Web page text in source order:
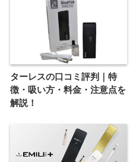
ターレスの口コミ評判｜特
徴・吸い方・料金・注意点を
解説！